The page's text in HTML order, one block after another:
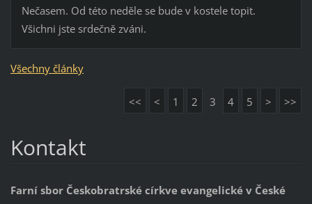
Nečasem. Od této neděle se bude v kostele topit.
Všichni jste srdečně zváni.
Všechny články
<< < 1 2 3 4 5 > >>
Kontakt
Farní sbor Českobratrské církve evangelické v České